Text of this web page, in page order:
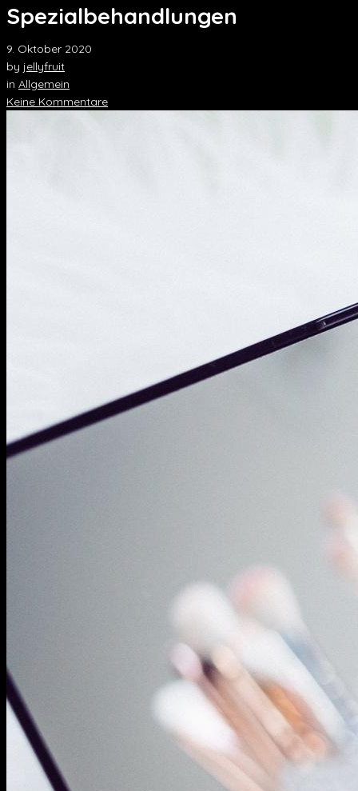
Spezialbehandlungen
9. Oktober 2020
by jellyfruit
in Allgemein
Keine Kommentare